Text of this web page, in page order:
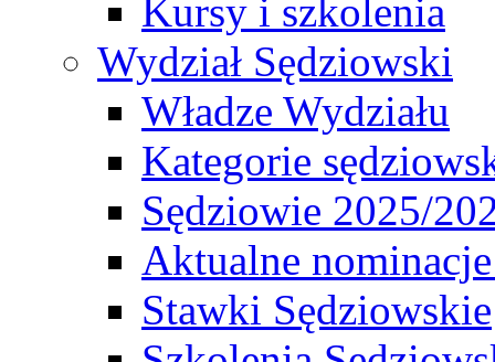
Kursy i szkolenia
Wydział Sędziowski
Władze Wydziału
Kategorie
Sędziowie 2025/
Aktualne
Stawki Sędziowskie